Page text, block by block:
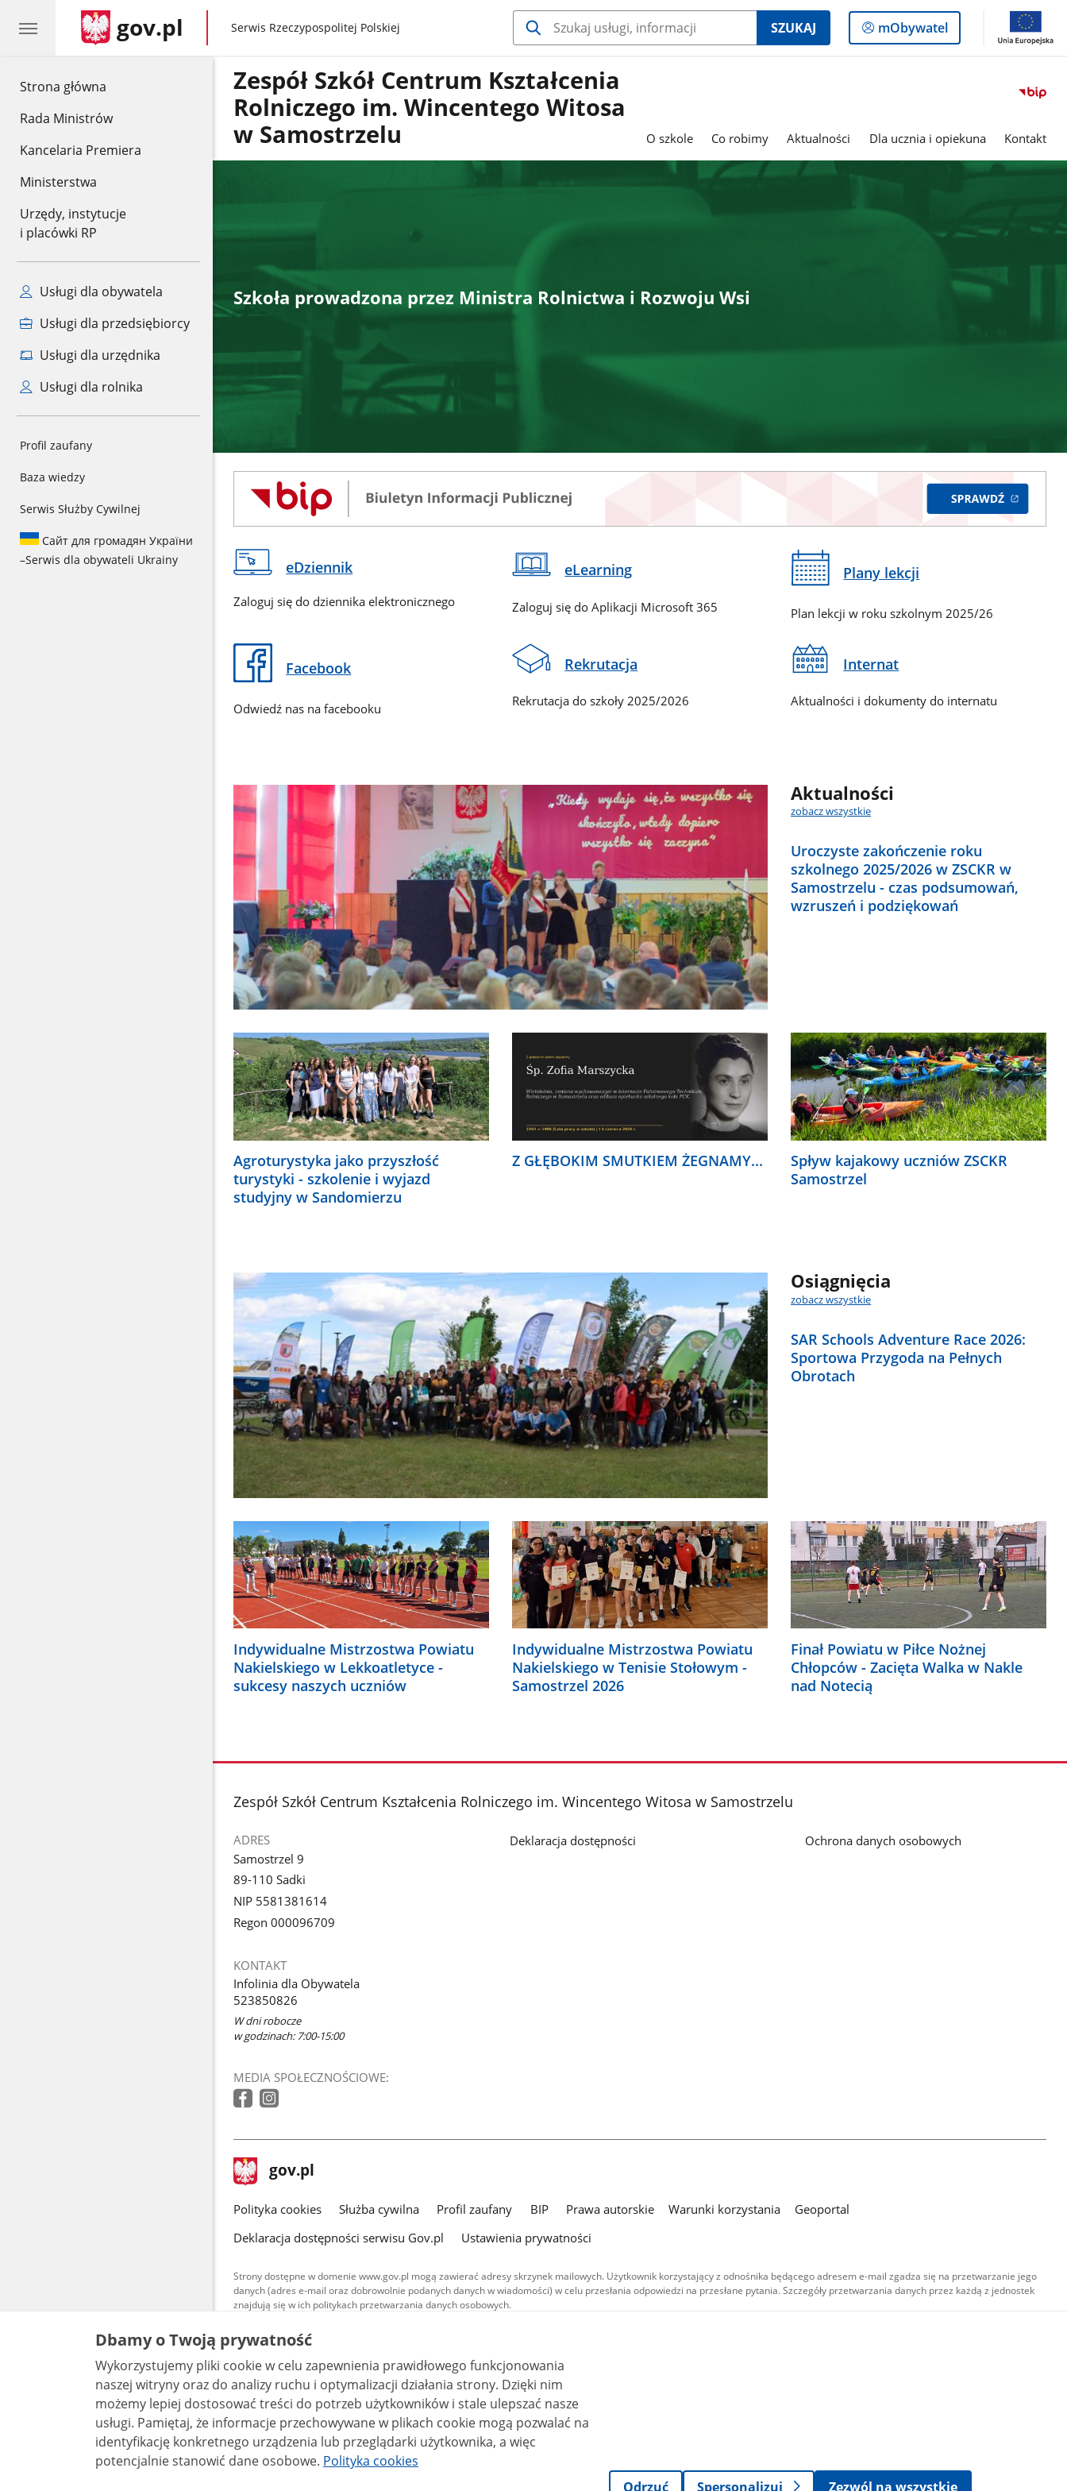
Strona główna
Rada Ministrów
Kancelaria Premiera
Ministerstwa
Urzędy, instytucje
i placówki RP
Usługi dla obywatela
Usługi dla przedsiębiorcy
Usługi dla urzędnika
Usługi dla rolnika
Profil zaufany
Baza wiedzy
Serwis Służby Cywilnej
Сайт для громадян України
–Serwis dla obywateli Ukrainy
gov.pl gov.pl
Serwis Rzeczypospolitej Polskiej SZUKAJ
Logowanie
do
mObywatel
Zespół Szkół Centrum Kształcenia
Rolniczego im. Wincentego Witosa
w Samostrzelu
O szkole Co robimy Aktualności Dla ucznia i opiekuna Kontakt
Szkoła prowadzona przez Ministra Rolnictwa i Rozwoju Wsi
eDziennik
Zaloguj się do dziennika elektronicznego
eLearning
Zaloguj się do Aplikacji Microsoft 365
Plany lekcji
Plan lekcji w roku szkolnym 2025/26
Facebook
Odwiedź nas na facebooku
Rekrutacja
Rekrutacja do szkoły 2025/2026
Internat
Aktualności i dokumenty do internatu
Aktualności
zobacz wszystkie
Uroczyste zakończenie roku
szkolnego 2025/2026 w ZSCKR w
Samostrzelu - czas podsumowań,
wzruszeń i podziękowań
Agroturystyka jako przyszłość
turystyki - szkolenie i wyjazd
studyjny w Sandomierzu
Z GŁĘBOKIM SMUTKIEM ŻEGNAMY...
Spływ kajakowy uczniów ZSCKR
Samostrzel
Osiągnięcia
zobacz wszystkie
SAR Schools Adventure Race 2026:
Sportowa Przygoda na Pełnych
Obrotach
Indywidualne Mistrzostwa Powiatu
Nakielskiego w Lekkoatletyce -
sukcesy naszych uczniów
Indywidualne Mistrzostwa Powiatu
Nakielskiego w Tenisie Stołowym -
Samostrzel 2026
Finał Powiatu w Piłce Nożnej
Chłopców - Zacięta Walka w Nakle
nad Notecią
stopka
Zespół Szkół Centrum Kształcenia Rolniczego im. Wincentego Witosa w Samostrzelu
ADRES
Samostrzel 9
89-110 Sadki
NIP 5581381614
Regon 000096709
KONTAKT
Infolinia dla Obywatela
523850826
W dni robocze
w godzinach: 7:00-15:00
MEDIA SPOŁECZNOŚCIOWE:
Deklaracja dostępności Ochrona danych osobowych
stopka
gov.pl Strona
gov.pl
gov.pl
Polityka cookies Służba cywilna Profil zaufany BIP Prawa autorskie Warunki korzystania
Geoportal
Deklaracja dostępności serwisu Gov.pl
Ustawienia prywatności
Strony dostępne w domenie www.gov.pl mogą zawierać adresy skrzynek mailowych. Użytkownik korzystający z odnośnika będącego adresem e-mail zgadza się na przetwarzanie jego
danych (adres e-mail oraz dobrowolnie podanych danych w wiadomości) w celu przesłania odpowiedzi na przesłane pytania. Szczegóły przetwarzania danych przez każdą z jednostek
znajdują się w ich politykach przetwarzania danych osobowych.
Treści tekstowe publikowane w serwisie (z wyłączeniem treści audiowizualnych), są
udostępniane na licencji typu Creative Commons: uznanie autorstwa - na tych samych
warunkach 4.0 (CC BY-SA 4.0). Materiały audiowizualne, w tym zdjęcia, materiały audio i wideo,
są udostępniane na licencji typu Creative Commons: uznanie autorstwa użycie niekomercyjne -
bez utworów zależnych 4.0 (CC BY-NC-ND 4.0), o ile nie jest to stwierdzone inaczej.
Dbamy o Twoją prywatność
Wykorzystujemy pliki cookie w celu zapewnienia prawidłowego funkcjonowania
naszej witryny oraz do analizy ruchu i optymalizacji działania strony. Dzięki nim
możemy lepiej dostosować treści do potrzeb użytkowników i stale ulepszać nasze
usługi. Pamiętaj, że informacje przechowywane w plikach cookie mogą pozwalać na
identyfikację konkretnego urządzenia lub przeglądarki użytkownika, a więc
potencjalnie stanowić dane osobowe. Polityka cookies
Odrzuć
Spersonalizuj Zezwól na wszystkie